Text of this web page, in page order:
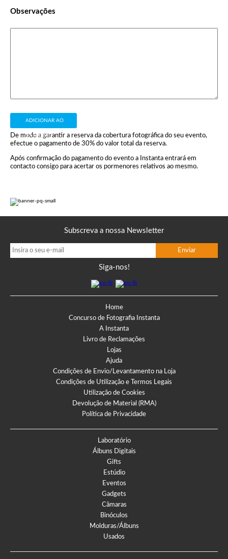
Observações
ADICIONAR AO
CARRINHO
De modo a garantir a reserva da cobertura fotográfica do seu evento,
efectue o pagamento de 30% do valor total da reserva.
Após confirmação do pagamento do evento a Instanta entrará em
contacto consigo para acertar os pormenores relativos ao mesmo.
Subscreva a nossa Newsletter
Siga-nos!
Home
Concurso de Fotografia Instanta
A Instanta
Livro de Reclamações
Lojas
Ajuda
Condições de Envio/Levantamento na Loja
Condições de Utilização e Termos Legais
Utilização de Cookies
Devolução de Material (RMA)
Política de Privacidade
Laboratório
Álbuns Digitais
Gifts
Estúdio
Eventos
Gadgets
Câmaras
Binóculos
Molduras/Álbuns
Usados